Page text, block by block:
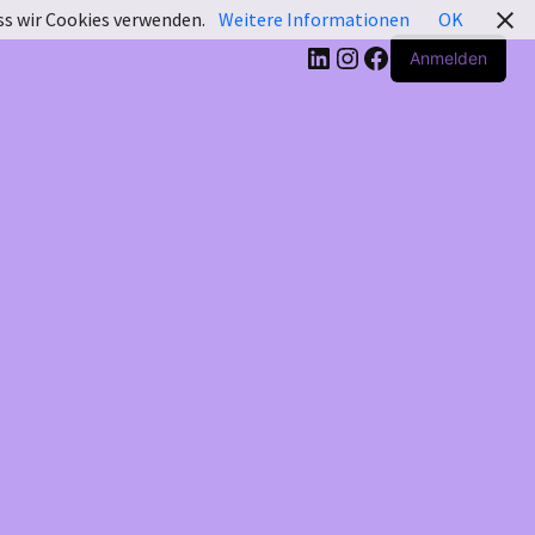
LinkedIn
Instagram
Facebook
Anmelden
wir Cookies verwenden. Weitere Informationen OK